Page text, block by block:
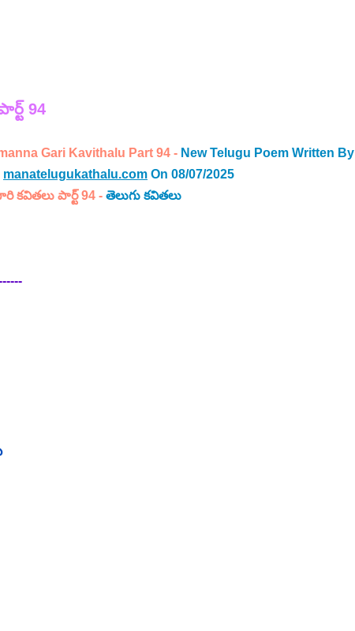
94
Gari Kavithalu Part 94 - New Telugu Poem Written By
manatelugukathalu.com On 08/07/2025
కవితలు పార్ట్ 94 - తెలుగు కవితలు